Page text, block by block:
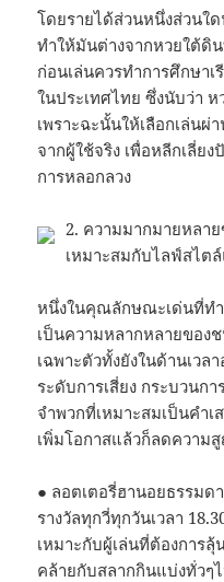
โดยรายได้ส่วนหนึ่งส่วน
ทำให้มันต่างจากหวยใต้ดิ
ก่อนเล่นควรทำการศึกษา
ในประเทศไทย ซึ่งนับว่า
เพราะฉะนั้นให้เลือกเล่น
จากผู้ใช้จริง เพื่อหลีกเลี่ย
การหลอกลวง
2. ความมากมายหลา
เหมาะสมกับไลฟ์สไต
หนึ่งในคุณลักษณะเด่นที่ท
เป็นความหลากหลายขอ
เฉพาะตัวทั้งยังในด้านเวล
ระดับการเสี่ยง กระบวนก
จำพวกที่เหมาะสมเป็นคำ
เพิ่มโอกาสแล้วก็ลดความ
● ลอตเตอรี่ฮานอยธรรม
รางวัลทุกวี่ทุกวันเวลา
เหมาะกับผู้เล่นที่ต้องการ
คล้ายกับสลากกินแบ่งทั่วๆ